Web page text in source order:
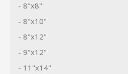
- 8"x8"
- 8"x10"
- 8"x12"
- 9"x12"
- 11"x14"